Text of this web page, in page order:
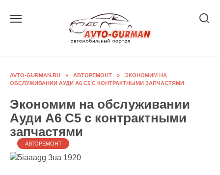
AVTO-GURMAN.RU » АВТОРЕМОНТ »
ЭКОНОМИМ НА
ОБСЛУЖИВАНИИ АУДИ А6 С5 С КОНТРАКТНЫМИ ЗАПЧАСТЯМИ
Экономим на обслуживании
Ауди А6 С5 с контрактными
запчастями
АВТОРЕМОНТ